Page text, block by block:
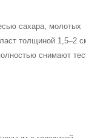
сахара, молотых
толщиной 1,5–2
снимают